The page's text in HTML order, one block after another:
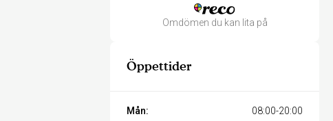
Omdömen du kan lita på
Öppettider
Mån:
08:00-20:00